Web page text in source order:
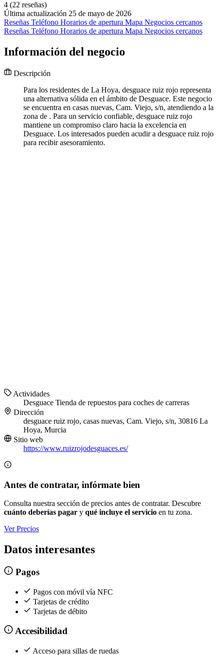
4 (22 reseñas)
Última actualización 25 de mayo de 2026
Reseñas Teléfono Horarios de apertura Mapa Negocios cercanos
Reseñas Teléfono Horarios de apertura Mapa Negocios cercanos
Información del negocio
Descripción
Para los residentes de La Hoya, desguace ruiz rojo representa
una alternativa sólida en el ámbito de Desguace. Este negocio
se encuentra en casas nuevas, Cam. Viejo, s/n, atendiendo a la
zona de . Para un servicio confiable, desguace ruiz rojo
mantiene un compromiso claro hacia la excelencia en
Desguace. Los interesados pueden acudir a desguace ruiz rojo
para recibir asesoramiento.
Actividades
Desguace Tienda de repuestos para coches de carreras
Dirección
desguace ruiz rojo, casas nuevas, Cam. Viejo, s/n, 30816 La
Hoya, Murcia
Sitio web
https://www.ruizrojodesguaces.es/
Antes de contratar, infórmate bien
Consulta nuestra sección de precios antes de contratar. Descubre
cuánto deberías pagar y qué incluye el servicio en tu zona.
Ver Precios
Datos interesantes
Pagos
Pagos con móvil vía NFC
Tarjetas de crédito
Tarjetas de débito
Accesibilidad
Acceso para sillas de ruedas